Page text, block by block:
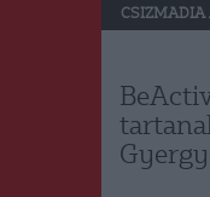
CSIZMADIA